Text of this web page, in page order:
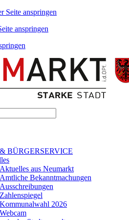
Seite anspringen
anspringen
BÜRGERSERVICE
Aktuelles aus Neumarkt
Amtliche Bekanntmachungen
Ausschreibungen
Zahlenspiegel
Kommunalwahl 2026
Webcam